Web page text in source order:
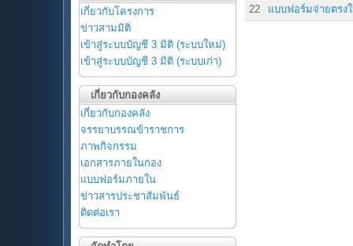
เกี่ยวกับโครงการ
ข่าวสามมิติ
เข้าสู่ระบบบัญชี 3 มิติ (ระบบใหม่)
เข้าสู่ระบบบัญชี 3 มิติ (ระบบเก่า)
เกี่ยวกับกองคลัง
เกี่ยวกับกองคลัง
จรรยาบรรณข้าราชการ
ภาพกิจกรรม
เอกสารภายในกอง
แบบฟอร์มภายใน
ข่าวสารประชาสัมพันธ์
ติดต่อเรา
22
แบบฟอร์มจ่ายตรง